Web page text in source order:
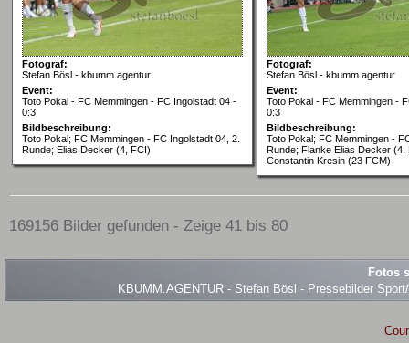
Fotograf:
Stefan Bösl - kbumm.agentur
Event:
Toto Pokal - FC Memmingen - FC Ingolstadt 04 -
0:3
Bildbeschreibung:
Toto Pokal; FC Memmingen - FC Ingolstadt 04, 2.
Runde; Elias Decker (4, FCI)
Fotograf:
Stefan Bösl - kbumm.agentur
Event:
Toto Pokal - FC Memmingen -
0:3
Bildbeschreibung:
Toto Pokal; FC Memmingen -
Runde; Flanke Elias Decker (4,
Constantin Kresin (23 FCM)
169156 Bilder gefunden - Zeige 41 bis 80
Fotos
KBUMM.AGENTUR - Stefan Bösl - Pressebilder